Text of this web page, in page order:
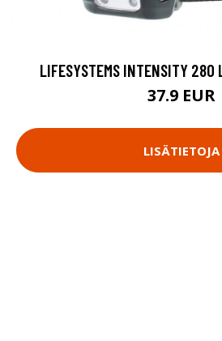
LIFESYSTEMS INTENSITY 280
37.9 EUR
LISÄTIETOJA